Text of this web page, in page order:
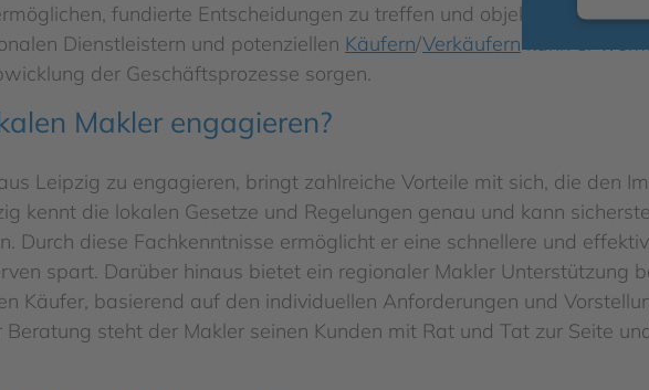
fundierte Entscheidungen zu treffen und objektive
Dienstleistern und potenziellen Käufern/Verkäufernkann er
der Geschäftsprozesse sorgen.
Makler engagieren?
Leipzig zu engagieren, bringt zahlreiche Vorteile mit sich, die den
kennt die lokalen Gesetze und Regelungen genau und kann
Durch diese Fachkenntnisse ermöglicht er eine schnellere und
spart. Darüber hinaus bietet ein regionaler Makler Unterstützung
Käufer, basierend auf den individuellen Anforderungen und
steht der Makler seinen Kunden mit Rat und Tat zur Seite